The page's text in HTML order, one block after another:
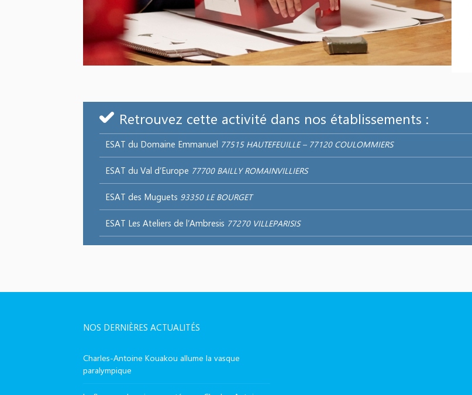
Retrouvez cette activité dans nos établissements :
ESAT du Domaine Emmanuel 77515 HAUTEFEUILLE – 77120 COULOMMIERS
ESAT du Val d’Europe 77700 BAILLY ROMAINVILLIERS
ESAT des Muguets 93350 LE BOURGET
ESAT Les Ateliers de l’Ambresis 77270 VILLEPARISIS
NOS DERNIÈRES ACTUALITÉS
Charles-Antoine Kouakou allume la vasque
paralympique